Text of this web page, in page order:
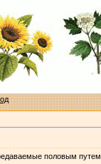
половым путем.